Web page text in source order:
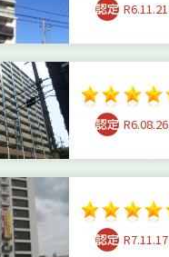
R6.11.21
R6.08.26
R7.11.17